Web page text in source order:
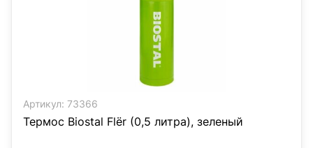
Артикул: 73366
Термос Biostal Flër (0,5 литра), зеленый